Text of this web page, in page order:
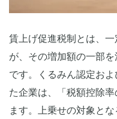
賃上げ促進税制とは、
が、その増加額の一部
です。くるみん認定お
た企業は、「税額控除
ます。上乗せの対象と